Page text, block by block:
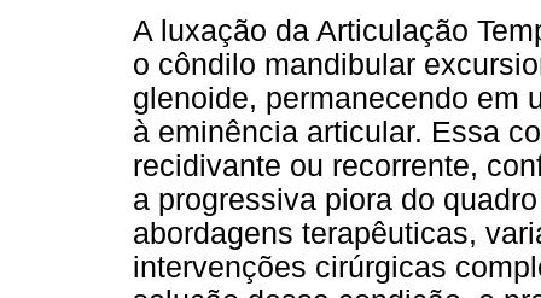
A luxação da Articulação
o côndilo mandibular
glenoide, permanecendo em
à eminência articular. Essa
recidivante ou recorrente,
a progressiva piora do
abordagens terapêuticas,
intervenções cirúrgicas